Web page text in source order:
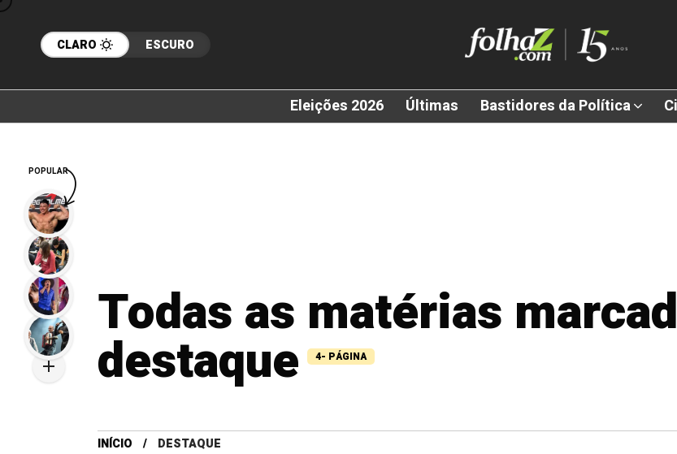
CLARO ESCURO
Eleições 2026 Últimas Bastidores da Política
Todas as matérias
destaque 4- PÁGINA
INÍCIO DESTAQUE
POPULAR